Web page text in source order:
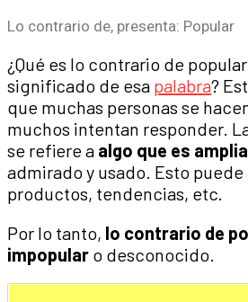
Lo contrario de, presenta: Popular
¿Qué es lo contrario de
significado de esa palabra?
que muchas personas se
muchos intentan responder.
se refiere a algo que es
admirado y usado. Esto
productos, tendencias, etc.
Por lo tanto, lo contrario de
impopular o desconocido.